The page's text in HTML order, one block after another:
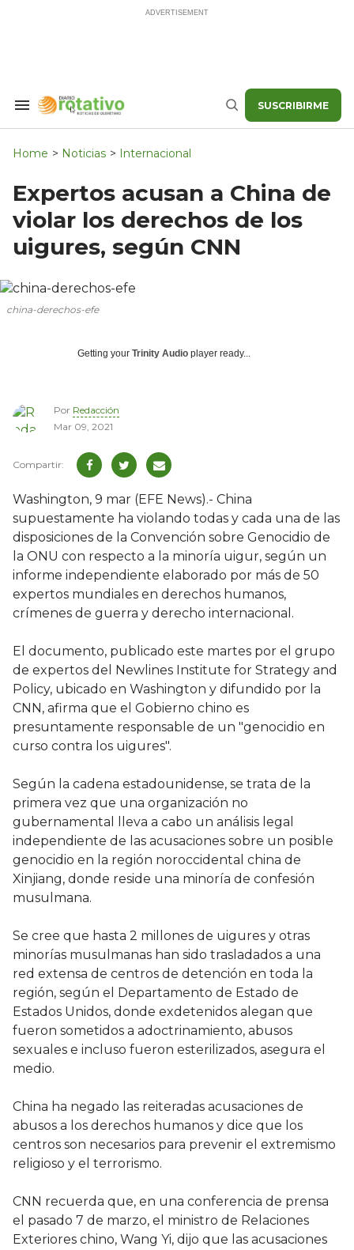
Search
Navigation
Buscar SUSCRIBIRME
Home > Noticias > Internacional
Expertos acusan a China de
violar los derechos de los
uigures, según CNN
china-derechos-efe
Getting your Trinity Audio player ready...
Por Redacción
Mar 09, 2021
Washington, 9 mar (EFE News).- China
supuestamente ha violando todas y cada una de las
disposiciones de la Convención sobre Genocidio de
la ONU con respecto a la minoría uigur, según un
informe independiente elaborado por más de 50
expertos mundiales en derechos humanos,
crímenes de guerra y derecho internacional.
El documento, publicado este martes por el grupo
de expertos del Newlines Institute for Strategy and
Policy, ubicado en Washington y difundido por la
CNN, afirma que el Gobierno chino es
presuntamente responsable de un "genocidio en
curso contra los uigures".
Según la cadena estadounidense, se trata de la
primera vez que una organización no
gubernamental lleva a cabo un análisis legal
independiente de las acusaciones sobre un posible
genocidio en la región noroccidental china de
Xinjiang, donde reside una minoría de confesión
musulmana.
Se cree que hasta 2 millones de uigures y otras
minorías musulmanas han sido trasladados a una
red extensa de centros de detención en toda la
región, según el Departamento de Estado de
Estados Unidos, donde exdetenidos alegan que
fueron sometidos a adoctrinamiento, abusos
sexuales e incluso fueron esterilizados, asegura el
medio.
China ha negado las reiteradas acusaciones de
abusos a los derechos humanos y dice que los
centros son necesarios para prevenir el extremismo
religioso y el terrorismo.
CNN recuerda que, en una conferencia de prensa
el pasado 7 de marzo, el ministro de Relaciones
Exteriores chino, Wang Yi, dijo que las acusaciones